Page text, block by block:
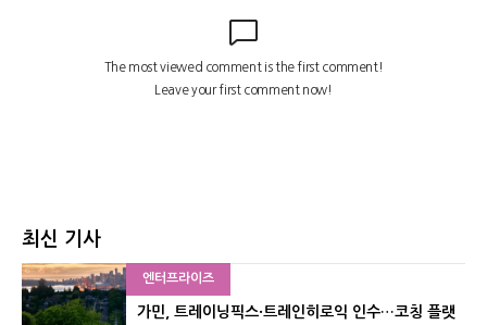
최신 기사
엔터프라이즈
가민, 트레이닝픽스·트레인히로익 인수…코칭 플랫